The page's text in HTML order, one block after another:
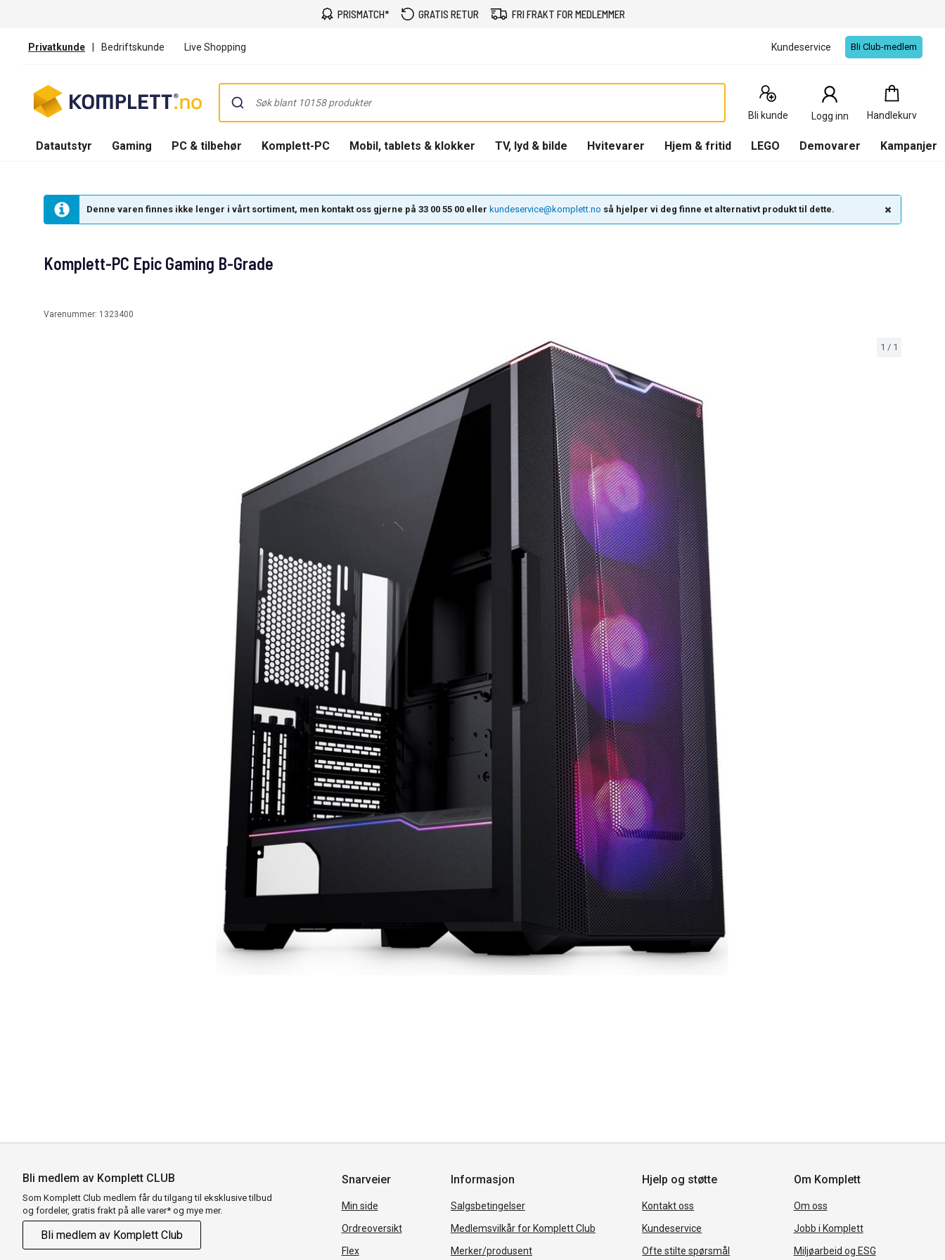
PRISMATCH* GRATIS RETUR FRI FRAKT FOR MEDLEMMER
Privatkunde | Bedriftskunde Live Shopping Kundeservice Bli Club-medlem
Bli kunde Logg inn Handlekurv
Handlekurv
0
Produkter
Datautstyr Gaming PC & tilbehør Komplett-PC Mobil, tablets & klokker TV, lyd & bilde Hvitevarer Hjem & fritid LEGO Demovarer Kampanjer
Denne varen finnes ikke lenger i vårt sortiment, men kontakt oss gjerne på 33 00 55 00 eller kundeservice@komplett.no så hjelper vi deg finne et alternativt produkt til dette.
1 / 1
Komplett-PC Epic Gaming B-Grade
Varenummer: 1323400
Bli medlem av Komplett CLUB
Som Komplett Club medlem får du tilgang til eksklusive tilbud
og fordeler, gratis frakt på alle varer* og mye mer.
Bli medlem av Komplett Club
Snarveier
Min side
Ordreoversikt
Flex
Informasjon
Salgsbetingelser
Medlemsvilkår for Komplett Club
Merker/produsent
Hjelp og støtte
Kontakt oss
Kundeservice
Ofte stilte spørsmål
Om Komplett
Om oss
Jobb i Komplett
Miljøarbeid og ESG